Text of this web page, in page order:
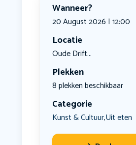
Wanneer?
20 August 2026 | 12:00
Locatie
Oude Drift...
Plekken
8 plekken beschikbaar
Categorie
Kunst & Cultuur,Uit eten